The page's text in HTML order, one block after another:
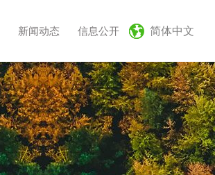
新闻动态 信息公开 简体中文